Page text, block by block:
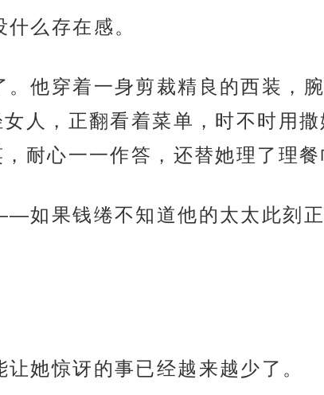
么存在感。
他穿着一身剪裁精良的西装，
人，正翻看着菜单，时不时用
耐心一一作答，还替她理了理餐
如果钱绻不知道他的太太此刻
她惊讶的事已经越来越少了。